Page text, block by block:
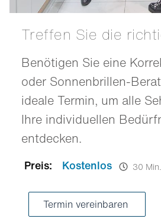
Treffen Sie die
Benötigen Sie eine
oder Sonnenbrillen-
ideale Termin, um alle
Ihre individuellen
entdecken.
Preis: Kostenlos 30 Min.
Termin vereinbaren